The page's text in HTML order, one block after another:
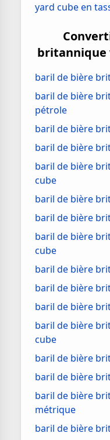
yard cube en
britannique
baril de bière
baril de bière
pétrole
baril de bière
baril de bière
baril de bière
cube
baril de bière
baril de bière
baril de bière
cube
baril de bière
baril de bière
baril de bière
baril de bière
cube
baril de bière
baril de bière
baril de bière
métrique
baril de bière